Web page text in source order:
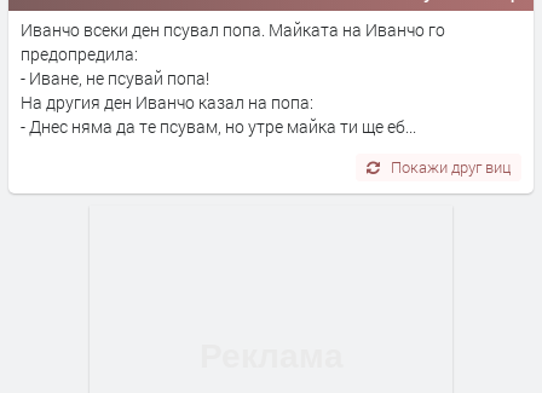
Иванчо всеки ден псувал попа. Майката на Иванчо го
предопредила:
- Иване, не псувай попа!
На другия ден Иванчо казал на попа:
- Днес няма да те псувам, но утре майка ти ще еб...
Покажи друг виц